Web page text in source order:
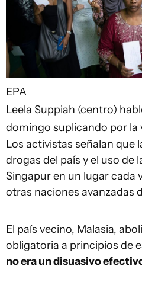
EPA
Leela Suppiah (centro)
domingo suplicando por la
Los activistas señalan que
drogas del país y el uso de
Singapur en un lugar cada
otras naciones avanzadas
El país vecino, Malasia,
obligatoria a principios de
no era un disuasivo